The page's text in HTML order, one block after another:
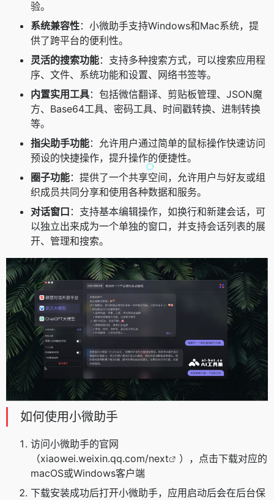
验。
系统兼容性：小微助手支持Windows和Mac系统，提
供了跨平台的便利性。
灵活的搜索功能：支持多种搜索方式，可以搜索应用程
序、文件、系统功能和设置、网络书签等。
内置实用工具：包括微信翻译、剪贴板管理、JSON魔
方、Base64工具、密码工具、时间戳转换、进制转换
等。
指尖助手功能：允许用户通过简单的鼠标操作快速访问
预设的快捷操作，提升操作的便捷性。
圈子功能：提供了一个共享空间，允许用户与好友或组
织成员共同分享和使用各种数据和服务。
对话窗口 ：支持基本编辑操作，如换行和新建会话，可
以独立出来成为一个单独的窗口，并支持会话列表的展
开、管理和搜索。
如何使用小微助手
访问小微助手的官网
（xiaowei.weixin.qq.com/next
），点击下载对应的
macOS或Windows客户端
下载安装成功后打开小微助手，应用启动后会在后台保